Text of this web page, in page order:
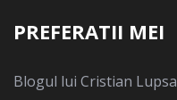
PREFERATII MEI
Blogul lui Cristian Lupsa